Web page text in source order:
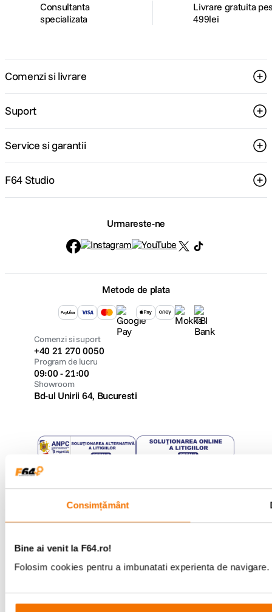
Consimțământ
Bine ai venit la F64.ro!
Folosim cookies pentru a imbunatati experienta de
Consultanta
specializata
Livrare gratuita
499lei
Comenzi si livrare
Suport
Service si garantii
F64 Studio
Urmareste-ne
Metode de plata
Comenzi si suport
+40 21 270 0050
Program de lucru
09:00 - 21:00
Showroom
Bd-ul Unirii 64, Bucuresti
Copyright © F64 2001 - 2026